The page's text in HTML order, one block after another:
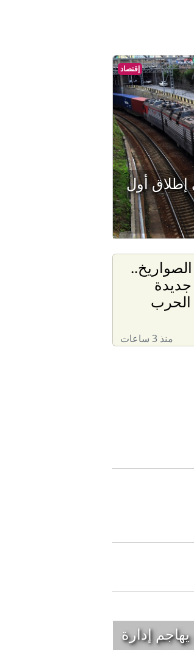
إقتصاد
إطلاق أول
الحرب
منذ 3 ساعات
إدارة